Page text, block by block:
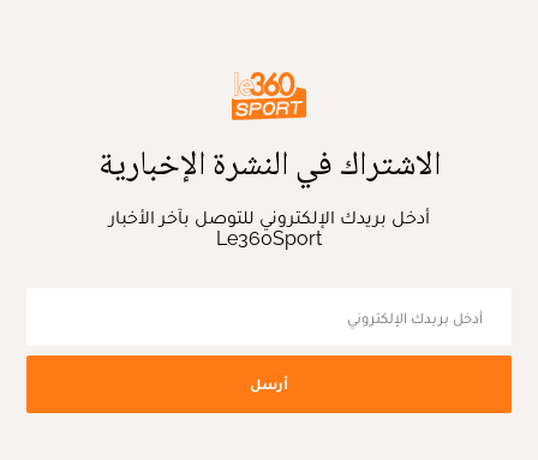
الاشتراك في النشرة الإخبارية
أدخل بريدك الإلكتروني للتوصل بآخر الأخبار
Le360Sport
أرسل